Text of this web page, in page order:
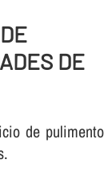
DE
de pulimento